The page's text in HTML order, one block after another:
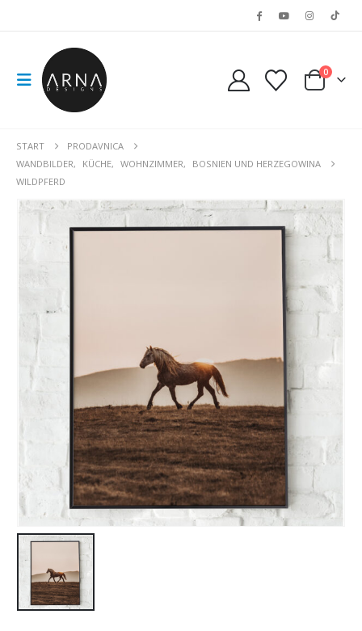
0
START
PRODAVNICA
WANDBILDER, KÜCHE, WOHNZIMMER,
BOSNIEN UND HERZEGOWINA
WILDPFERD